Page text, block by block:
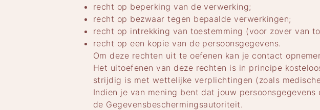
recht op beperking van de verwerking;
recht op bezwaar tegen bepaalde verwerkingen;
recht op intrekking van toestemming (voor zover van
recht op een kopie van de persoonsgegevens.
Om deze rechten uit te oefenen kan je contact
Het uitoefenen van deze rechten is in principe
strijdig is met wettelijke verplichtingen (zoals
Indien je van mening bent dat jouw
de Gegevensbeschermingsautoriteit.